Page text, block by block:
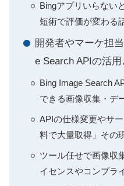
Bingアプリいらない
短術で評価が変わる
開発者やマーケ担
e Search APIの活
Bing Image Search
できる画像収集・デ
APIの仕様変更やサ
料で大量取得」その
ツール任せで画像収
イセンスやコンプラ